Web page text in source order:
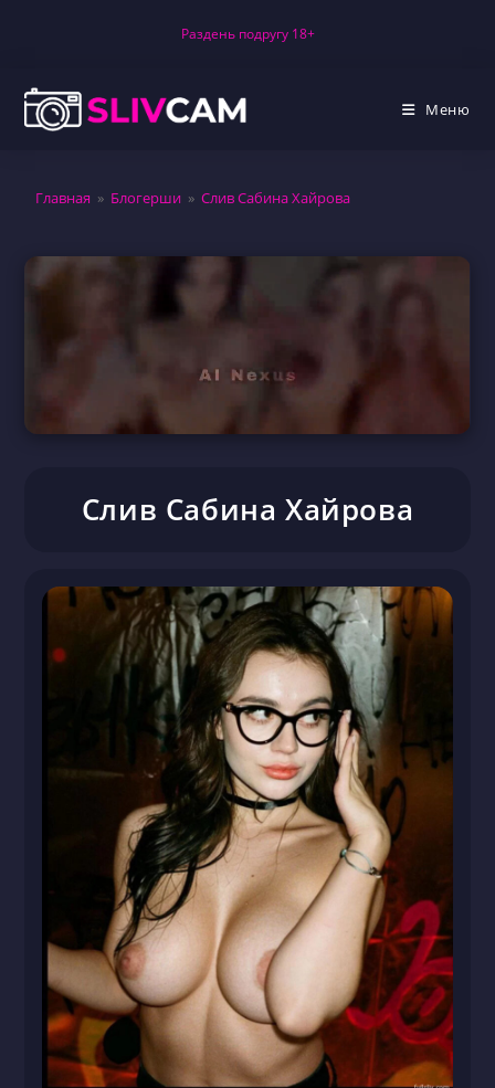
Раздень подругу 18+
Меню
Главная » Блогерши » Слив Сабина Хайрова
Слив Сабина Хайрова